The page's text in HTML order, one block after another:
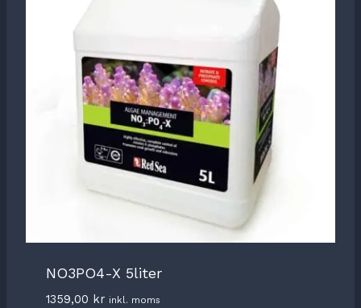
NO3PO4-X 5liter
1359,00 kr inkl. moms